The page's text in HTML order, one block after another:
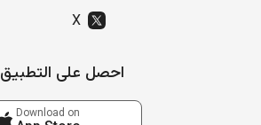
X
احصل على التطبيق
Download on